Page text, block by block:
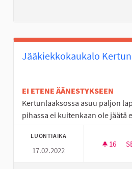
Jääkiekkokaukalo
EI ETENE ÄÄNESTYKSEEN
Kertunlaaksossa asuu paljon
pihassa ei kuitenkaan ole jäätä
LUONTIAIKA
17.02.2022
16